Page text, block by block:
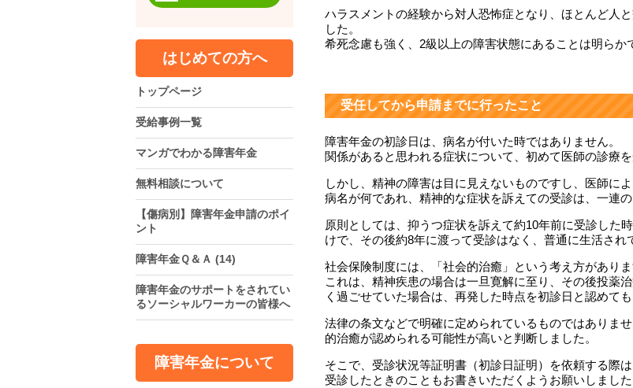
はじめての方へ
トップページ
受給事例一覧
マンガでわかる障害年金
無料相談について
【傷病別】障害年金申請のポイ
ント
障害年金Ｑ＆Ａ (14)
障害年金のサポートをされてい
るソーシャルワーカーの皆様へ
障害年金について
ハラスメントの経験から対人恐怖症となり、ほとんど人
した。
希死念慮も強く、2級以上の障害状態にあることは明らか
受任してから申請までに行ったこと
障害年金の初診日は、病名が付いた時ではありません。
関係があると思われる症状について、初めて医師の診療を
しかし、精神の障害は目に見えないものですし、医師に
病名が何であれ、精神的な症状を訴えての受診は、一連
原則としては、抑うつ症状を訴えて約10年前に受診した
けで、その後約8年に渡って受診はなく、普通に生活され
社会保険制度には、「社会的治癒」という考え方がありま
これは、精神疾患の場合は一旦寛解に至り、その後投薬
く過ごせていた場合は、再発した時点を初診日と認めても
法律の条文などで明確に定められているものではありま
的治癒が認められる可能性が高いと判断しました。
そこで、受診状況等証明書（初診日証明）を依頼する際
受診したときのこともお書きいただくようお願いしました